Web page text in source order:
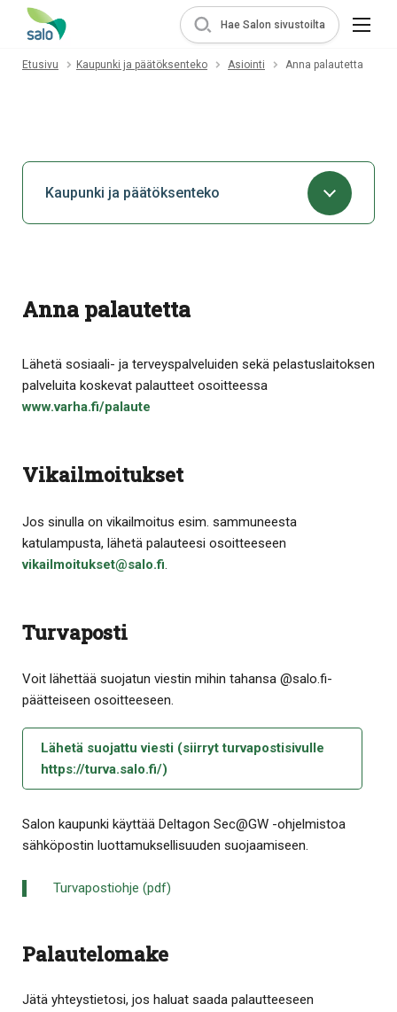
Hae Salon sivustoilta
Etusivu Kaupunki ja päätöksenteko Asiointi Anna palautetta
Kaupunki ja päätöksenteko
Anna palautetta
Lähetä sosiaali- ja terveyspalveluiden sekä pelastuslaitoksen
palveluita koskevat palautteet osoitteessa
www.varha.fi/palaute
Vikailmoitukset
Jos sinulla on vikailmoitus esim. sammuneesta
katulampusta, lähetä palauteesi osoitteeseen
vikailmoitukset@salo.fi.
Turvaposti
Voit lähettää suojatun viestin mihin tahansa @salo.fi-
päätteiseen osoitteeseen.
Lähetä suojattu viesti (siirryt turvapostisivulle
https://turva.salo.fi/)
Salon kaupunki käyttää Deltagon Sec@GW -ohjelmistoa
sähköpostin luottamuksellisuuden suojaamiseen.
Turvapostiohje (pdf)
Palautelomake
Jätä yhteystietosi, jos haluat saada palautteeseen